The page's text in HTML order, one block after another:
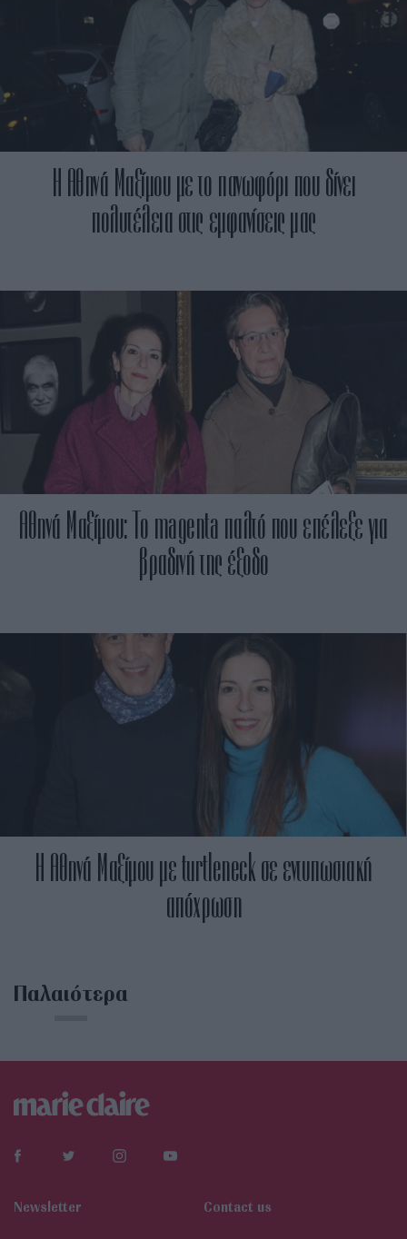
Η Αθηνά Μαξίμου με το πανωφόρι που δίνει
πολυτέλεια στις εμφανίσεις μας
Αθηνά Μαξίμου: Το magenta παλτό που επέλεξε για
βραδινή της έξοδο
Η Αθηνά Μαξίμου με turtleneck σε εντυπωσιακή
απόχρωση
Παλαιότερα
Newsletter Contact us